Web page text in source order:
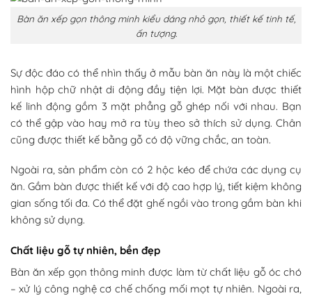
Bàn ăn xếp gọn thông minh kiểu dáng nhỏ gọn, thiết kế tinh tế,
ấn tượng.
Sự độc đáo có thể nhìn thấy ở mẫu bàn ăn này là một chiếc
hình hộp chữ nhật di động đầy tiện lợi. Mặt bàn được thiết
kế linh động gồm 3 mặt phẳng gỗ ghép nối với nhau. Bạn
có thể gập vào hay mở ra tùy theo sở thích sử dụng. Chân
cũng được thiết kế bằng gỗ có độ vững chắc, an toàn.
Ngoài ra, sản phẩm còn có 2 hộc kéo để chứa các dụng cụ
ăn. Gầm bàn được thiết kế với độ cao hợp lý, tiết kiệm không
gian sống tối đa. Có thể đặt ghế ngồi vào trong gầm bàn khi
không sử dụng.
Chất liệu gỗ tự nhiên, bền đẹp
Bàn ăn xếp gọn thông minh được làm từ chất liệu gỗ óc chó
– xử lý công nghệ cơ chế chống mối mọt tự nhiên. Ngoài ra,